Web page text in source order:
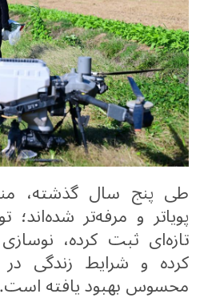
طی پنج سال گذشته،
پویاتر و مرفه‌تر شده‌اند؛
تازه‌ای ثبت کرده،
کرده و شرایط زندگی
محسوس بهبود یافته است.